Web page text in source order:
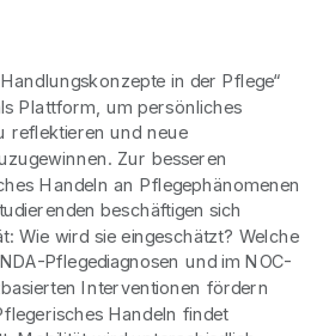
in der Pflege“
Plattform, um persönliches
reflektieren und neue
Zur besseren
Handeln an Pflegephänomenen
beschäftigen sich
Wie wird sie eingeschätzt? Welche
Pflegediagnosen und im NOC-
Interventionen fördern
Handeln findet